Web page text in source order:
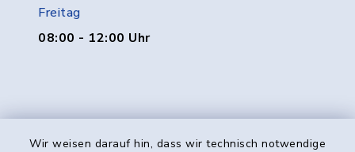
Wir weisen darauf hin, dass wir technisch notwendige
Freitag
08:00 - 12:00 Uhr